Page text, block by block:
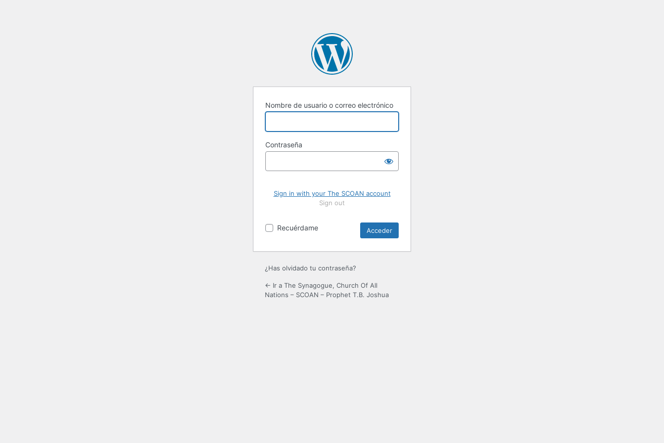
Nombre de usuario o correo electrónico
Contraseña
Sign in with your The SCOAN account
Sign out
Recuérdame
¿Has olvidado tu contraseña?
← Ir a The Synagogue, Church Of All
Nations – SCOAN – Prophet T.B. Joshua